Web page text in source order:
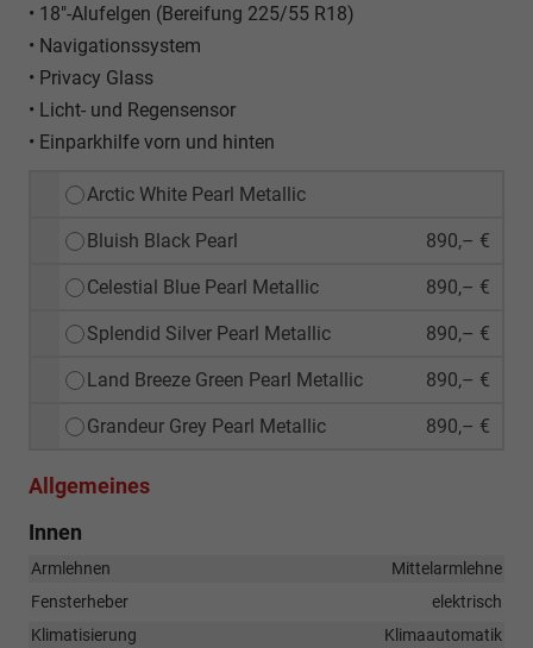
• 18"-Alufelgen (Bereifung 225/55 R18)
• Navigationssystem
• Privacy Glass
• Licht- und Regensensor
• Einparkhilfe vorn und hinten
Arctic White Pearl Metallic
Bluish Black Pearl 890,– €
Celestial Blue Pearl Metallic 890,– €
Splendid Silver Pearl Metallic 890,– €
Land Breeze Green Pearl Metallic 890,– €
Grandeur Grey Pearl Metallic 890,– €
Allgemeines
Innen
Armlehnen
Mittelarmlehne
Fensterheber
elektrisch
Klimatisierung
Klimaautomatik